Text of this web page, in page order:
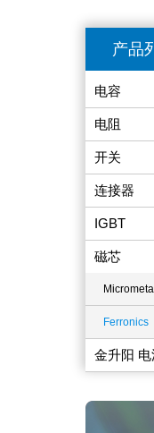
产品
电容
电阻
开关
连接器
IGBT
磁芯
Ferronics
金升阳